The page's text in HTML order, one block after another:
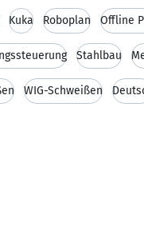
Kuka Roboplan Offline
Stahlbau
WIG-Schweißen